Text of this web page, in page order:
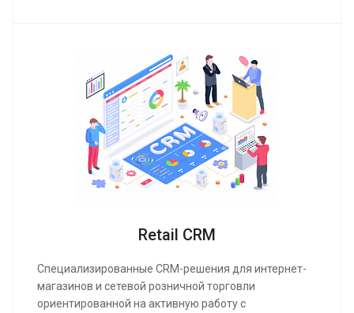
Retail CRM
Cпециализированные CRM-решения для интернет-
магазинов и сетевой розничной торговли
ориентированной на активную работу с